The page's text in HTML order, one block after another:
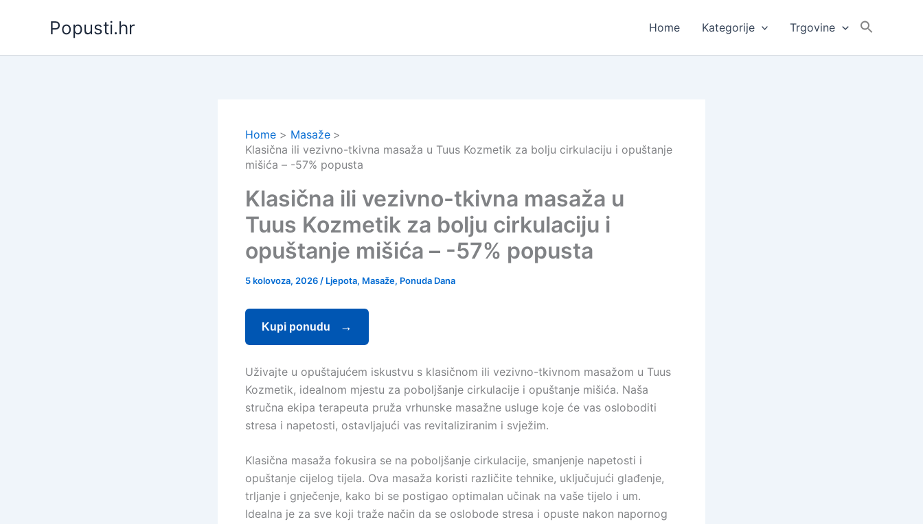
Popusti.hr Home Kategorije Trgovine
Home
Masaže
Klasična ili vezivno-tkivna masaža u Tuus Kozmetik za bolju cirkulaciju i opuštanje
mišića – -57% popusta
Klasična ili vezivno-tkivna masaža u
Tuus Kozmetik za bolju cirkulaciju i
opuštanje mišića – -57% popusta
5 kolovoza, 2026 / Ljepota, Masaže, Ponuda Dana
Kupi ponudu
Uživajte u opuštajućem iskustvu s klasičnom ili vezivno-tkivnom masažom u Tuus
Kozmetik, idealnom mjestu za poboljšanje cirkulacije i opuštanje mišića. Naša
stručna ekipa terapeuta pruža vrhunske masažne usluge koje će vas osloboditi
stresa i napetosti, ostavljajući vas revitaliziranim i svježim.
Klasična masaža fokusira se na poboljšanje cirkulacije, smanjenje napetosti i
opuštanje cijelog tijela. Ova masaža koristi različite tehnike, uključujući glađenje,
trljanje i gnječenje, kako bi se postigao optimalan učinak na vaše tijelo i um.
Idealna je za sve koji traže način da se oslobode stresa i opuste nakon napornog